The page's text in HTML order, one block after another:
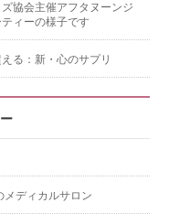
協会主催アフタヌーンジ
ティーの様子です
る：新・心のサプリ
メディカルサロン